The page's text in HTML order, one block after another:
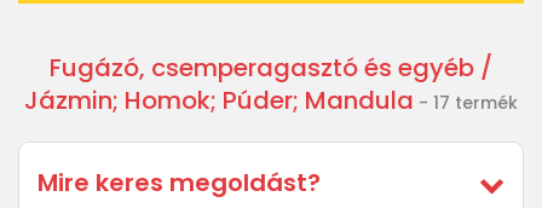
Fugázó, csemperagasztó és egyéb /
Jázmin; Homok; Púder; Mandula - 17 termék
Mire keres megoldást?